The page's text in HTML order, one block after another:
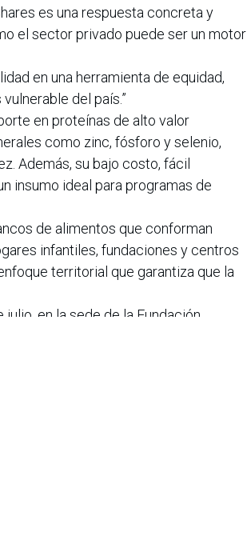
es una respuesta concreta y
el sector privado puede ser un motor
en una herramienta de equidad,
del país.”
en proteínas de alto valor
como zinc, fósforo y selenio,
Además, su bajo costo, fácil
insumo ideal para programas de
de alimentos que conforman
infantiles, fundaciones y centros
territorial que garantiza que la
en la sede de la Fundación